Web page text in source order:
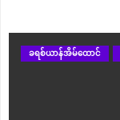
ခရစ်ယာန်အိမ်ထောင်